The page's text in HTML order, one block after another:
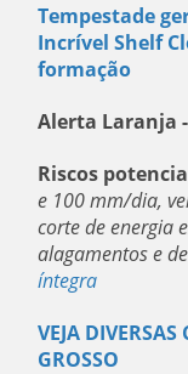
Tempestade
Incrível Shelf
formação
Alerta Laranja
Riscos
e 100 mm/dia,
corte de energia
alagamentos e
íntegra
VEJA
GROSSO